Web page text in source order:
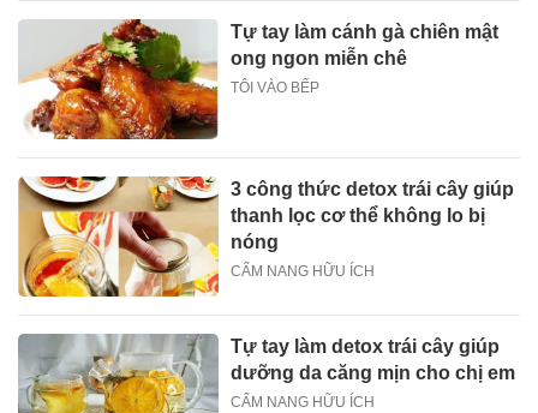
Tự tay làm cánh gà chiên mật
ong ngon miễn chê
TÔI VÀO BẾP
3 công thức detox trái cây giúp
thanh lọc cơ thể không lo bị
nóng
CẨM NANG HỮU ÍCH
Tự tay làm detox trái cây giúp
dưỡng da căng mịn cho chị em
CẨM NANG HỮU ÍCH